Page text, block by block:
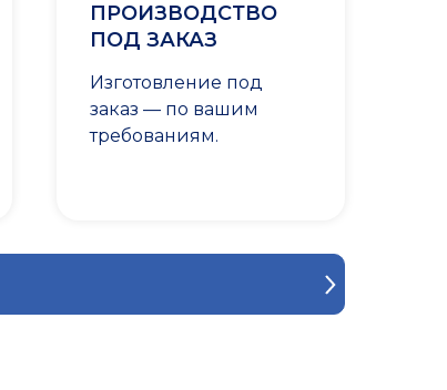
ПРОИЗВОДСТВО
ПОД ЗАКАЗ
Изготовление под
заказ — по вашим
требованиям.